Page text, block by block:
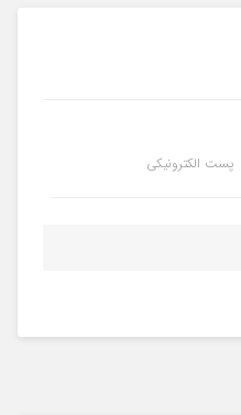
پست الکترونیکی